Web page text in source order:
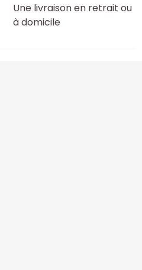
Une livraison en retrait ou
à domicile